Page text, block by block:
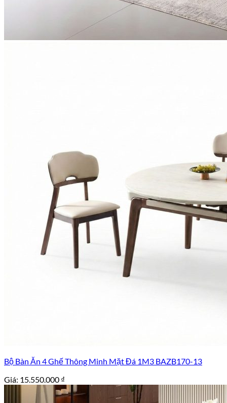
Bộ Bàn Ăn 4 Ghế Thông Minh Mặt Đá 1M3 BAZB170-13
Giá: 15.550.000 ₫